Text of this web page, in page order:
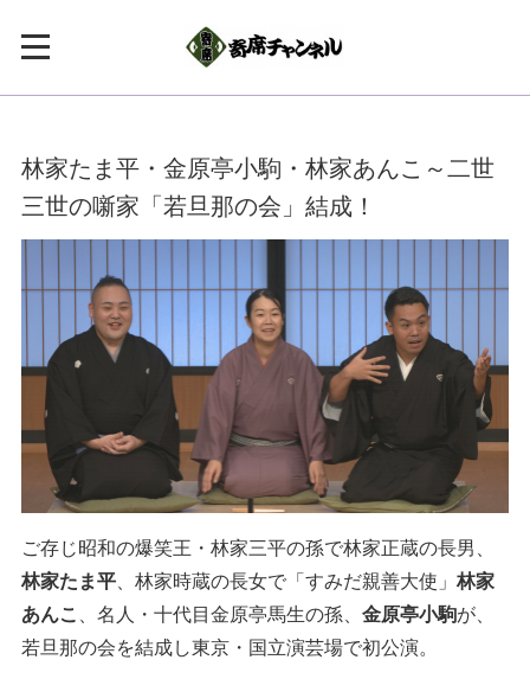
林家たま平・金原亭小駒・林家あんこ～二世
三世の噺家「若旦那の会」結成！
ご存じ昭和の爆笑王・林家三平の孫で林家正蔵の長男、
林家たま平、林家時蔵の長女で「すみだ親善大使」林家
あんこ、名人・十代目金原亭馬生の孫、金原亭小駒が、
若旦那の会を結成し東京・国立演芸場で初公演。